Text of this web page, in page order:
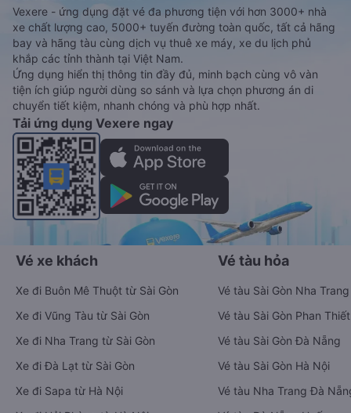
Vexere - ứng dụng đặt vé đa phương tiện với hơn 3000+ nhà
xe chất lượng cao, 5000+ tuyến đường toàn quốc, tất cả hãng
bay và hãng tàu cùng dịch vụ thuê xe máy, xe du lịch phủ
khắp các tỉnh thành tại Việt Nam.
Ứng dụng hiển thị thông tin đầy đủ, minh bạch cùng vô vàn
tiện ích giúp người dùng so sánh và lựa chọn phương án di
chuyển tiết kiệm, nhanh chóng và phù hợp nhất.
Tải ứng dụng Vexere ngay
Vé xe khách
Xe đi Buôn Mê Thuột từ Sài Gòn
Xe đi Vũng Tàu từ Sài Gòn
Xe đi Nha Trang từ Sài Gòn
Xe đi Đà Lạt từ Sài Gòn
Xe đi Sapa từ Hà Nội
Vé tàu hỏa
Vé tàu Sài Gòn Nha Trang
Vé tàu Sài Gòn Phan Thiết
Vé tàu Sài Gòn Đà Nẵng
Vé tàu Sài Gòn Hà Nội
Vé tàu Nha Trang Đà